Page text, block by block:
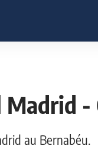
Madrid
au Bernabéu.